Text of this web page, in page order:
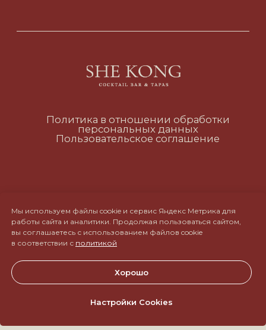
Мы используем файлы cookie и сервис Яндекс Метрика для
работы сайта и аналитики. Продолжая пользоваться сайтом,
вы соглашаетесь с использованием файлов cookie
в соответствии с политикой
Хорошо
Настройки Cookies